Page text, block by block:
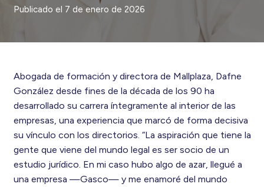
Publicado el 7 de enero de 2026
Abogada de formación y directora de Mallplaza, Dafne
González desde fines de la década de los 90 ha
desarrollado su carrera íntegramente al interior de las
empresas, una experiencia que marcó de forma decisiva
su vínculo con los directorios. “La aspiración que tiene la
gente que viene del mundo legal es ser socio de un
estudio jurídico. En mi caso hubo algo de azar, llegué a
una empresa —Gasco— y me enamoré del mundo